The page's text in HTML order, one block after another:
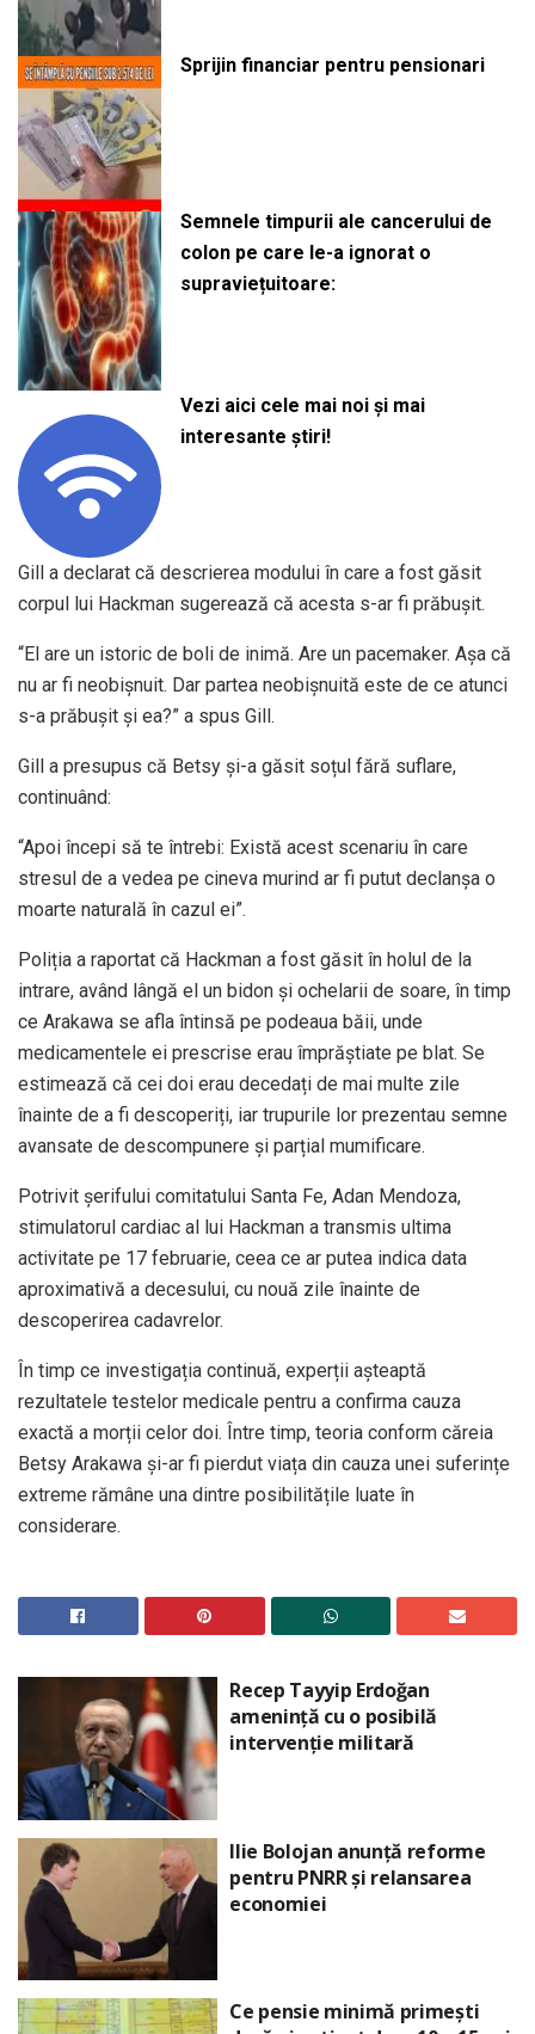
Sprijin financiar pentru pensionari
Semnele timpurii ale cancerului de
colon pe care le-a ignorat o
supraviețuitoare:
Vezi aici cele mai noi și mai
interesante știri!
Gill a declarat că descrierea modului în care a fost găsit
corpul lui Hackman sugerează că acesta s-ar fi prăbușit.
“El are un istoric de boli de inimă. Are un pacemaker. Așa că
nu ar fi neobișnuit. Dar partea neobișnuită este de ce atunci
s-a prăbușit și ea?” a spus Gill.
Gill a presupus că Betsy și-a găsit soțul fără suflare,
continuând:
“Apoi începi să te întrebi: Există acest scenariu în care
stresul de a vedea pe cineva murind ar fi putut declanșa o
moarte naturală în cazul ei”.
Poliția a raportat că Hackman a fost găsit în holul de la
intrare, având lângă el un bidon și ochelarii de soare, în timp
ce Arakawa se afla întinsă pe podeaua băii, unde
medicamentele ei prescrise erau împrăștiate pe blat. Se
estimează că cei doi erau decedați de mai multe zile
înainte de a fi descoperiți, iar trupurile lor prezentau semne
avansate de descompunere și parțial mumificare.
Potrivit șerifului comitatului Santa Fe, Adan Mendoza,
stimulatorul cardiac al lui Hackman a transmis ultima
activitate pe 17 februarie, ceea ce ar putea indica data
aproximativă a decesului, cu nouă zile înainte de
descoperirea cadavrelor.
În timp ce investigația continuă, experții așteaptă
rezultatele testelor medicale pentru a confirma cauza
exactă a morții celor doi. Între timp, teoria conform căreia
Betsy Arakawa și-ar fi pierdut viața din cauza unei suferințe
extreme rămâne una dintre posibilitățile luate în
considerare.
Recep Tayyip Erdoğan
amenință cu o posibilă
intervenție militară
Ilie Bolojan anunță reforme
pentru PNRR și relansarea
economiei
Ce pensie minimă primești